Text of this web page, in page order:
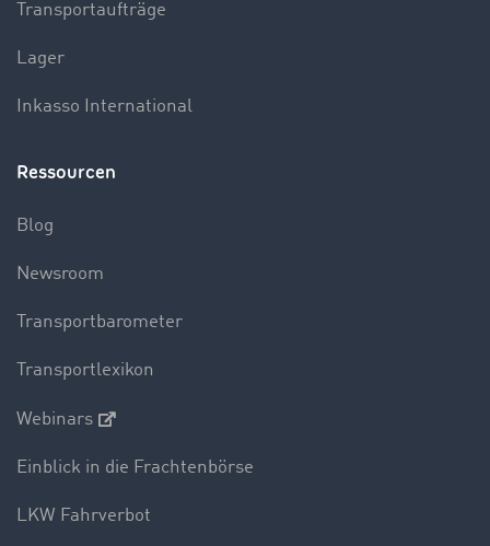
Transportaufträge
Lager
Inkasso International
Ressourcen
Blog
Newsroom
Transportbarometer
Transportlexikon
Webinars
Einblick in die Frachtenbörse
LKW Fahrverbot